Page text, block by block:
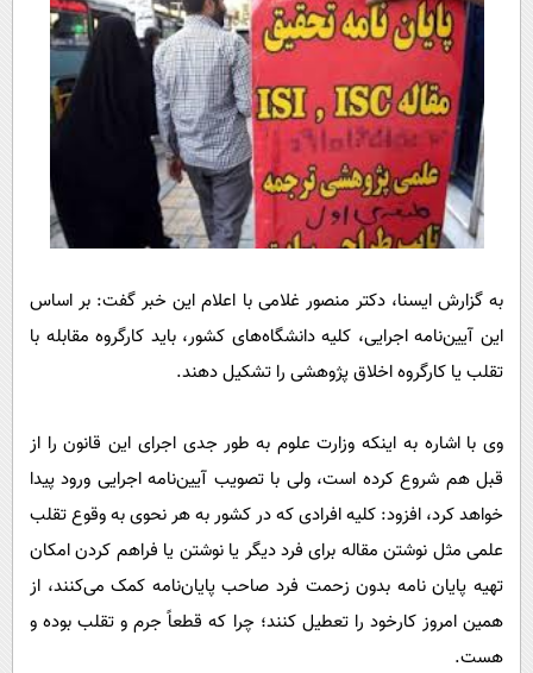
باشگاه مغز
مجله تصویری سلاح
اقتصاد
سیاست
سرگرمی
فناوری
گوناگون
محیط زیست
سلامت
اجتماعی
حیات وحش
سیاست خارجی
عصر ایران 2
خواندنی ها و دیدنی ها
داستان کوتاه
روانشناسی
آشپزی
آموزش زبان
به گزارش ایسنا، دکتر منصور غلامی با اعلام این خبر گفت: بر اساس
این آیین‌نامه اجرایی، کلیه دانشگاه‌های کشور، باید کارگروه مقابله با
تقلب یا کارگروه اخلاق پژوهشی را تشکیل دهند.
وی با اشاره به اینکه وزارت علوم به طور جدی اجرای این قانون را از
قبل هم شروع کرده است، ولی با تصویب آیین‌نامه اجرایی ورود پیدا
خواهد کرد، افزود: کلیه افرادی که در کشور به هر نحوی به وقوع تقلب
علمی مثل نوشتن مقاله برای فرد دیگر یا نوشتن یا فراهم کردن امکان
تهیه پایان نامه بدون زحمت فرد صاحب پایان‌نامه کمک می‌کنند، از
همین امروز کارخود را تعطیل کنند؛ چرا که قطعاً جرم و تقلب بوده و
هست.